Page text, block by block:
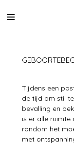
direct
Tijdens een
de tijd om stil
bevalling en
is er alle
rondom het
met